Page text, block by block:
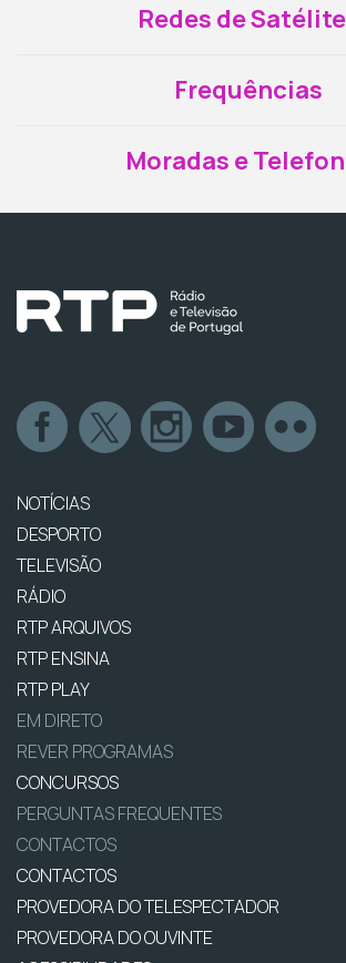
Redes de
Frequências
Moradas e
NOTÍCIAS
DESPORTO
TELEVISÃO
RÁDIO
RTP ARQUIVOS
RTP ENSINA
RTP PLAY
EM DIRETO
REVER PROGRAMAS
CONCURSOS
PERGUNTAS FREQUENTES
CONTACTOS
CONTACTOS
PROVEDORA DO TELESPECTADOR
PROVEDORA DO OUVINTE